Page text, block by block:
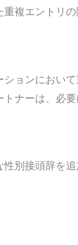
複エントリの
ョンにおい
ナーは、必
別接頭辞を